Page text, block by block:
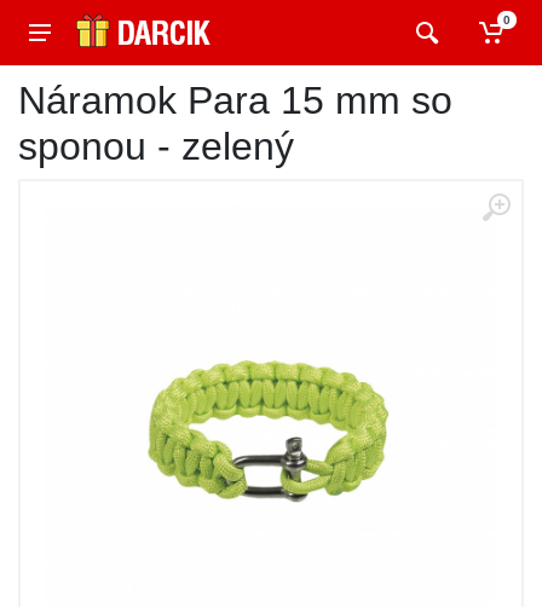
0
Náramok Para 15 mm so
sponou - zelený